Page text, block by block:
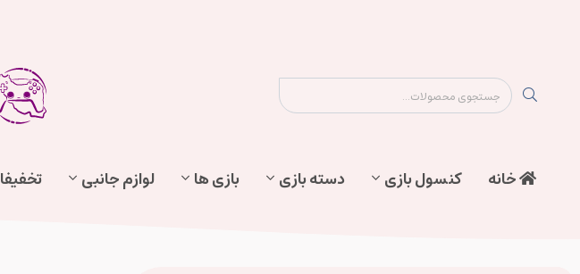
خانه کنسول بازی دسته بازی بازی ها لوازم جانبی